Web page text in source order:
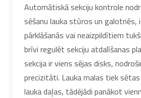
Automātiskā sekciju kontrole
sēšanu lauka stūros un galotnēs,
pārklāšanās vai neaizpildītiem
brīvi regulēt sekciju atdalīšanas
sekcija ir viens sējas disks,
precizitāti. Lauka malas tiek
lauka daļas, tādējādi panākot